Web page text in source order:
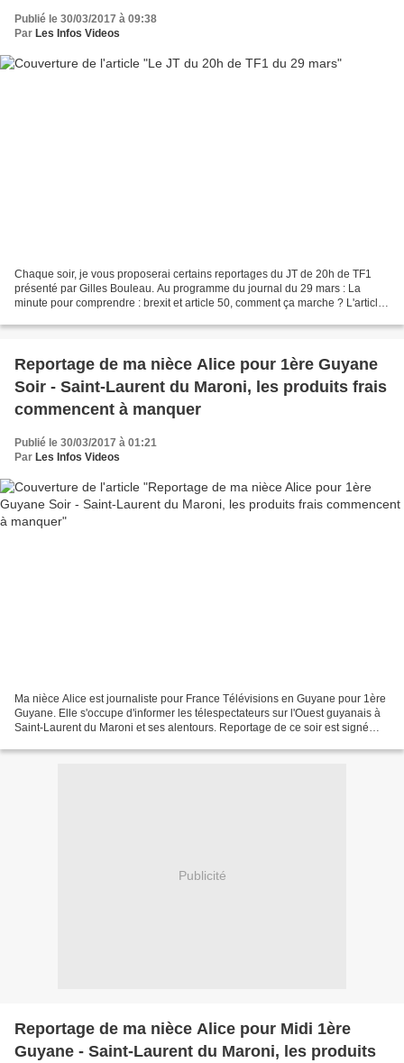
Publié le 30/03/2017 à 09:38
Par Les Infos Videos
Chaque soir, je vous proposerai certains reportages du JT de 20h de TF1
présenté par Gilles Bouleau. Au programme du journal du 29 mars : La
minute pour comprendre : brexit et article 50, comment ça marche ? L'article
Reportage de ma nièce Alice pour 1ère Guyane
Soir - Saint-Laurent du Maroni, les produits frais
commencent à manquer
Publié le 30/03/2017 à 01:21
Par Les Infos Videos
Ma nièce Alice est journaliste pour France Télévisions en Guyane pour 1ère
Guyane. Elle s'occupe d'informer les télespectateurs sur l'Ouest guyanais à
Saint-Laurent du Maroni et ses alentours. Reportage de ce soir est signé
Publicité
Reportage de ma nièce Alice pour Midi 1ère
Guyane - Saint-Laurent du Maroni, les produits